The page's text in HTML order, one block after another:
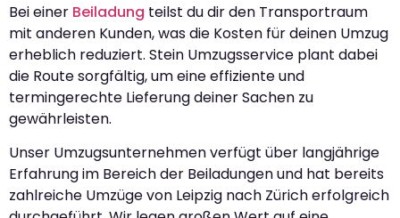
Bei einer Beiladung teilst du dir den Transportraum
mit anderen Kunden, was die Kosten für deinen Umzug
erheblich reduziert. Stein Umzugsservice plant dabei
die Route sorgfältig, um eine effiziente und
termingerechte Lieferung deiner Sachen zu
gewährleisten.
Unser Umzugsunternehmen verfügt über langjährige
Erfahrung im Bereich der Beiladungen und hat bereits
zahlreiche Umzüge von Leipzig nach Zürich erfolgreich